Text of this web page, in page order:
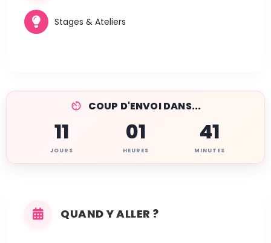
Stages & Ateliers
COUP D'ENVOI DANS...
11
JOURS
01
HEURES
41
MINUTES
QUAND Y ALLER ?